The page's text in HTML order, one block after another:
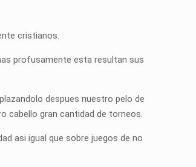
cristianos.
profusamente esta resultan sus
despues nuestro pelo de
cabello gran cantidad de torneos.
asi igual que sobre juegos de no